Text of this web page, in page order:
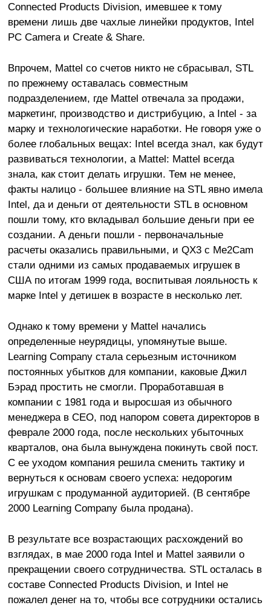
Connected Products Division, имевшее к тому
времени лишь две чахлые линейки продуктов, Intel
PC Camera и Create & Share.
Впрочем, Mattel со счетов никто не сбрасывал, STL
по прежнему оставалась совместным
подразделением, где Mattel отвечала за продажи,
маркетинг, производство и дистрибуцию, а Intel - за
марку и технологические наработки. Не говоря уже о
более глобальных вещах: Intel всегда знал, как будут
развиваться технологии, а Mattel: Mattel всегда
знала, как стоит делать игрушки. Тем не менее,
факты налицо - большее влияние на STL явно имела
Intel, да и деньги от деятельности STL в основном
пошли тому, кто вкладывал большие деньги при ее
создании. А деньги пошли - первоначальные
расчеты оказались правильными, и QX3 с Me2Cam
стали одними из самых продаваемых игрушек в
США по итогам 1999 года, воспитывая лояльность к
марке Intel у детишек в возрасте в несколько лет.
Однако к тому времени у Mattel начались
определенные неурядицы, упомянутые выше.
Learning Company стала серьезным источником
постоянных убытков для компании, каковые Джил
Бэрад простить не смогли. Проработавшая в
компании с 1981 года и выросшая из обычного
менеджера в CEO, под напором совета директоров в
феврале 2000 года, после нескольких убыточных
кварталов, она была вынуждена покинуть свой пост.
С ее уходом компания решила сменить тактику и
вернуться к основам своего успеха: недорогим
игрушкам с продуманной аудиторией. (В сентябре
2000 Learning Company была продана).
В результате все возрастающих расхождений во
взглядах, в мае 2000 года Intel и Mattel заявили о
прекращении своего сотрудничества. STL осталась в
составе Connected Products Division, и Intel не
пожалел денег на то, чтобы все сотрудники остались